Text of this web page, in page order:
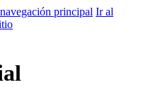
principal Ir al